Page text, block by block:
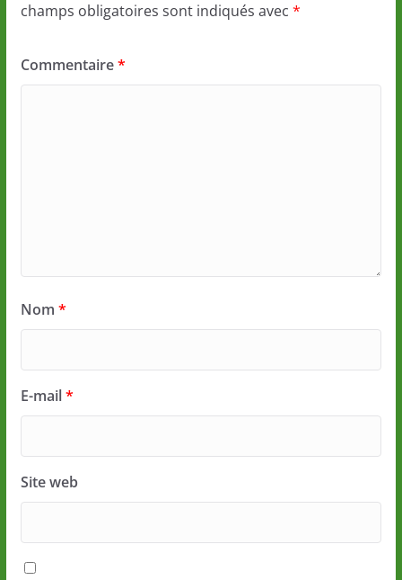
champs obligatoires sont indiqués avec *
Commentaire*
Nom *
E-mail*
Site web